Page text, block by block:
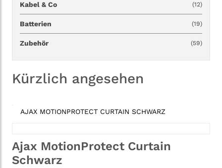
Kabel & Co (12)
Batterien (19)
Zubehör (59)
Kürzlich angesehen
AJAX MOTIONPROTECT CURTAIN SCHWARZ
Ajax MotionProtect Curtain
Schwarz